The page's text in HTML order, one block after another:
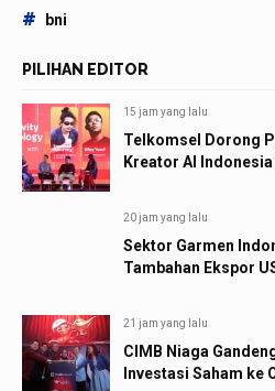
# bni
PILIHAN EDITOR
15 jam yang lalu
Telkomsel Dorong
Kreator AI
20 jam yang lalu
Sektor Garmen
Tambahan Ekspor
21 jam yang lalu
CIMB Niaga
Investasi Saham ke